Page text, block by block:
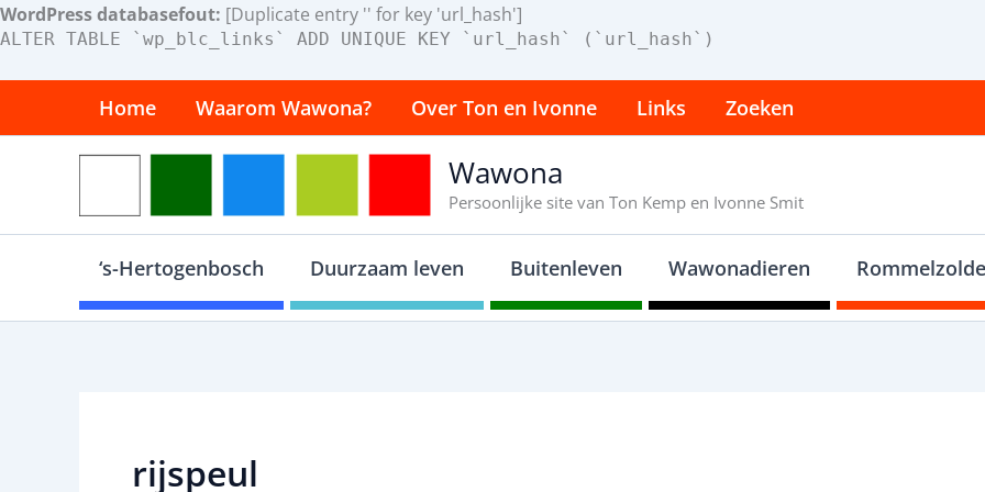
WordPress databasefout: [Duplicate entry '' for key 'url_hash']
ALTER TABLE `wp_blc_links` ADD UNIQUE KEY `url_hash` (`url_hash`)
Home Waarom Wawona? Over Ton en Ivonne Links Zoeken
Wawona
Persoonlijke site van Ton Kemp en Ivonne Smit
‘s-Hertogenbosch Duurzaam leven Buitenleven Wawonadieren
rijspeul